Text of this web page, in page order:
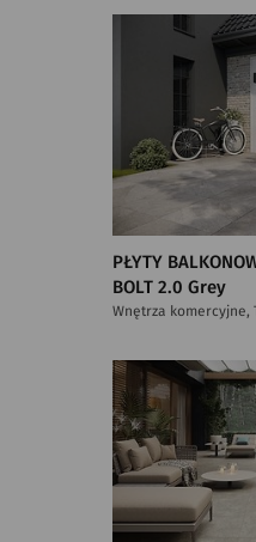
PŁYTY
BOLT 2.0 Grey
Wnętrza komercyjne,